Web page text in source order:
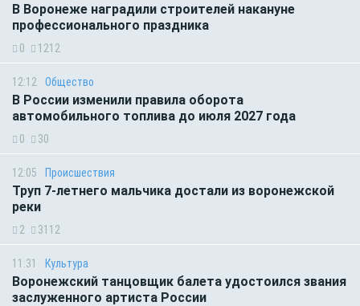
В Воронеже наградили строителей накануне
профессионального праздника
0 1212
12:12 Общество
В России изменили правила оборота
автомобильного топлива до июля 2027 года
0 30
12:05 Происшествия
Труп 7-летнего мальчика достали из воронежской
реки
2 3112
11:31 Культура
Воронежский танцовщик балета удостоился звания
заслуженного артиста России